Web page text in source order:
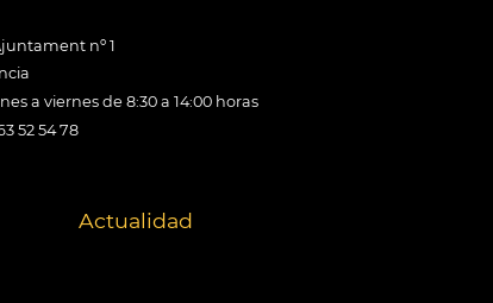
nº 1
a viernes de 8:30 a 14:00 horas
52 54 78
Actualidad